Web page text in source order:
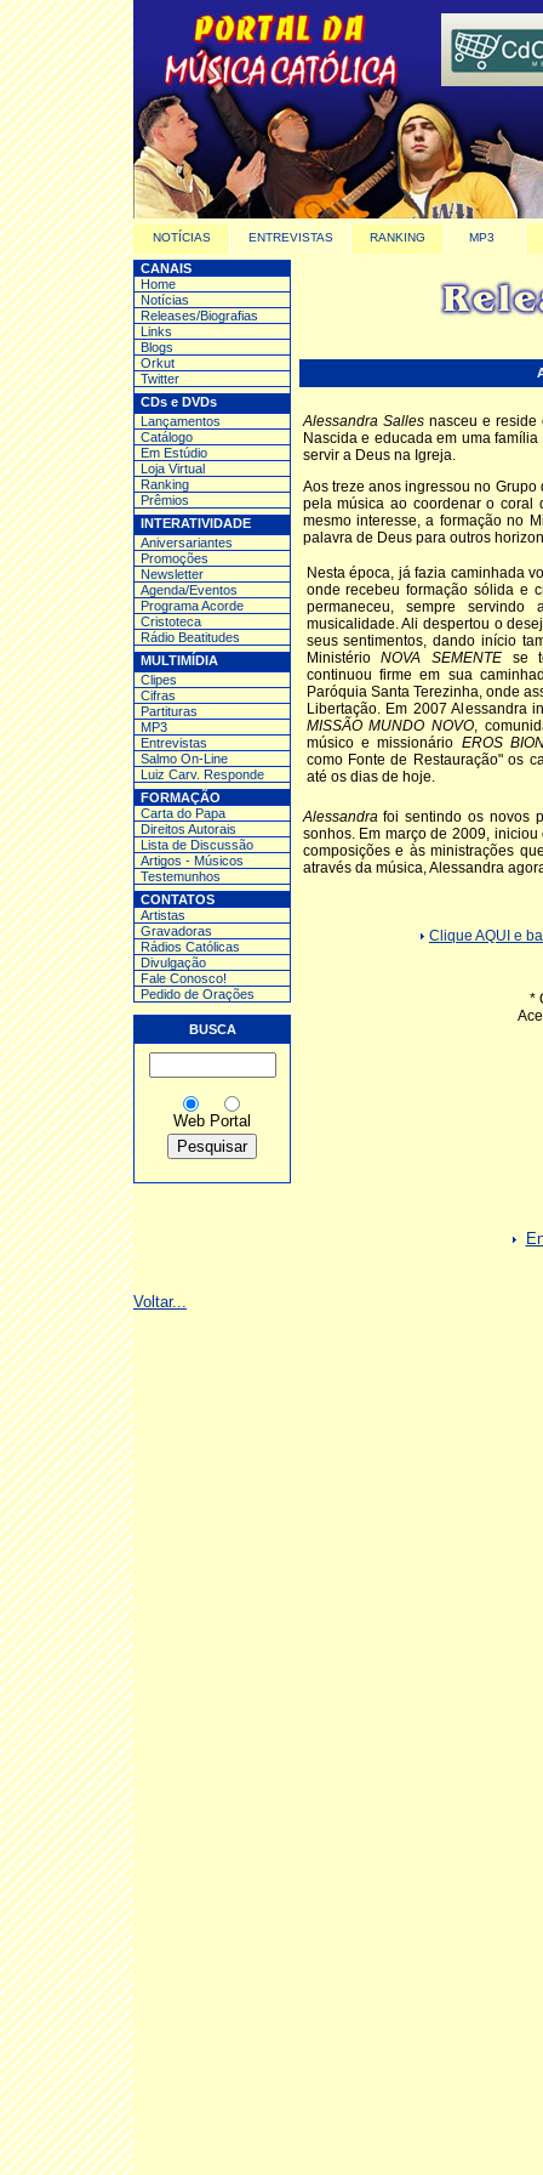
NOTÍCIAS ENTREVISTAS RANKING MP3
CANAIS
Home
Notícias
Releases/Biografias
Links
Blogs
Orkut
Twitter
CDs e DVDs
Lançamentos
Catálogo
Em Estúdio
Loja Virtual
Ranking
Prêmios
INTERATIVIDADE
Aniversariantes
Promoções
Newsletter
Agenda/Eventos
Programa Acorde
Cristoteca
Rádio Beatitudes
MULTIMÍDIA
Clipes
Cifras
Partituras
MP3
Entrevistas
Salmo On-Line
Luiz Carv. Responde
FORMAÇÃO
Carta do Papa
Direitos Autorais
Lista de Discussão
Artigos - Músicos
Testemunhos
CONTATOS
Artistas
Gravadoras
Rádios Católicas
Divulgação
Fale Conosco!
Pedido de Orações
BUSCA
Web Portal
Alessandra Sallesnasceu e reside
Nascida e educada em uma
servir a Deus na Igreja.
Aos treze anos ingressou no
pela música ao coordenar o coral
mesmo interesse, a formação no
palavra de Deus para outros
Nesta época, já fazia caminhada
onde recebeu formação sólida e
permaneceu, sempre
musicalidade. Ali despertou o
seus sentimentos, dando início
MinistérioNOVA SEMENTEse
continuou firme em sua
Paróquia Santa Terezinha, onde
Libertação. Em 2007 Alessandra
MISSÃO MUNDO NOVO,
músico e missionário EROS
como Fonte de Restauração" os
até os dias de hoje.
Alessandrafoi sentindo os novos
sonhos. Em março de 2009,
composições e às ministrações
através da música, Alessandra
Clique AQUI e
*
Voltar...